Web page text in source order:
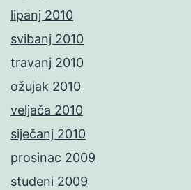
lipanj 2010
svibanj 2010
travanj 2010
ožujak 2010
veljača 2010
siječanj 2010
prosinac 2009
studeni 2009